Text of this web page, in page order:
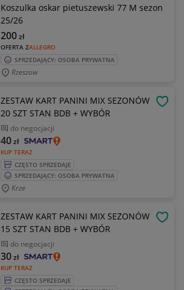
Koszulka oskar pietuszewski 77 M sezon
25/26
OFERTA ZALLEGRO
200zł
SPRZEDAJĄCY: OSOBA PRYWATNA
Rzeszow
ZESTAW KART PANINI MIX SEZONÓW
20 SZT STAN BDB + WYBÓR
do negocjacji
KUP TERAZ
40zł
CZĘSTO SPRZEDAJE
SPRZEDAJĄCY: OSOBA PRYWATNA
Krze
ZESTAW KART PANINI MIX SEZONÓW
15 SZT STAN BDB + WYBÓR
do negocjacji
KUP TERAZ
30zł
CZĘSTO SPRZEDAJE